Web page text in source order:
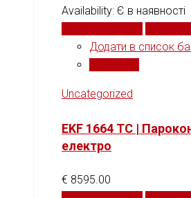
Availability: Є в наявності
Додати в список
Uncategorized
EKF 1664 TC |
електро
€ 8595.00